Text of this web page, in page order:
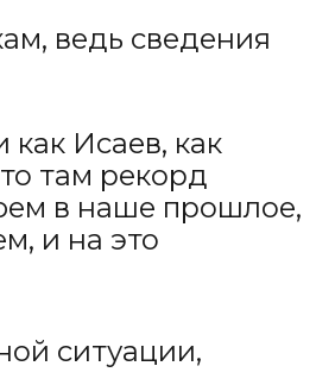
ведь сведения
Исаев, как
там рекорд
в наше прошлое,
и на это
ситуации,